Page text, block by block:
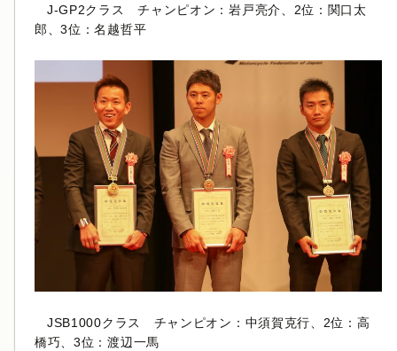
J-GP2クラス チャンピオン：岩戸亮介、2位：関口太
郎、3位：名越哲平
JSB1000クラス チャンピオン：中須賀克行、2位：高
橋巧、3位：渡辺一馬